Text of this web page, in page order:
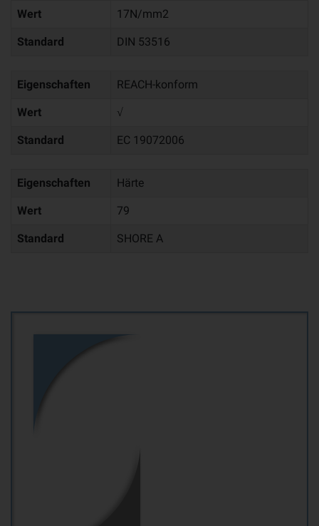
Wert 17N/mm2
Standard DIN 53516
Eigenschaften REACH-konform
Wert √
Standard EC 19072006
Eigenschaften Härte
Wert 79
Standard SHORE A